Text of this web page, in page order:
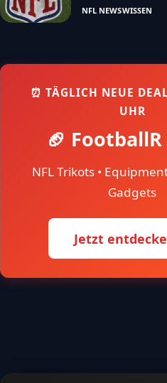
NFL NEWSWISSEN
⏰ TÄGLICH NEUE
UHR
🏈
NFL Trikots •
Gadgets
Jetzt